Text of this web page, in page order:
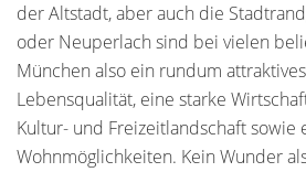
der Altstadt, aber auch die
oder Neuperlach sind bei vielen
München also ein rundum
Lebensqualität, eine starke
Kultur- und Freizeitlandschaft sowie
Wohnmöglichkeiten. Kein Wunder